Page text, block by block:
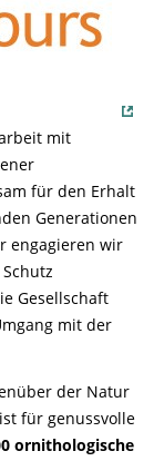
mit
für den Erhalt
Generationen
engagieren wir
Gesellschaft
mit der
der Natur
für genussvolle
ornithologische